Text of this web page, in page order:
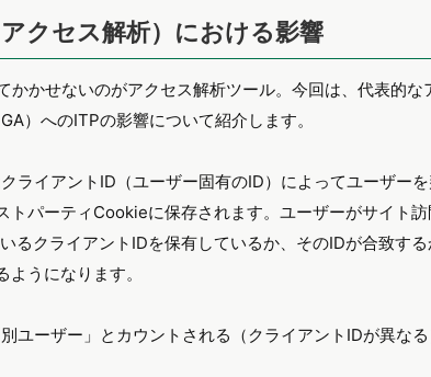
クセス解析）における影響
かかせないのがアクセス解析ツール。今回は、代表的な
）へのITPの影響について紹介します。
ライアントID（ユーザー固有のID）によってユーザー
トパーティCookieに保存されます。ユーザーがサイト
るクライアントIDを保有しているか、そのIDが合致する
うになります。
ユーザー」とカウントされる（クライアントIDが異な